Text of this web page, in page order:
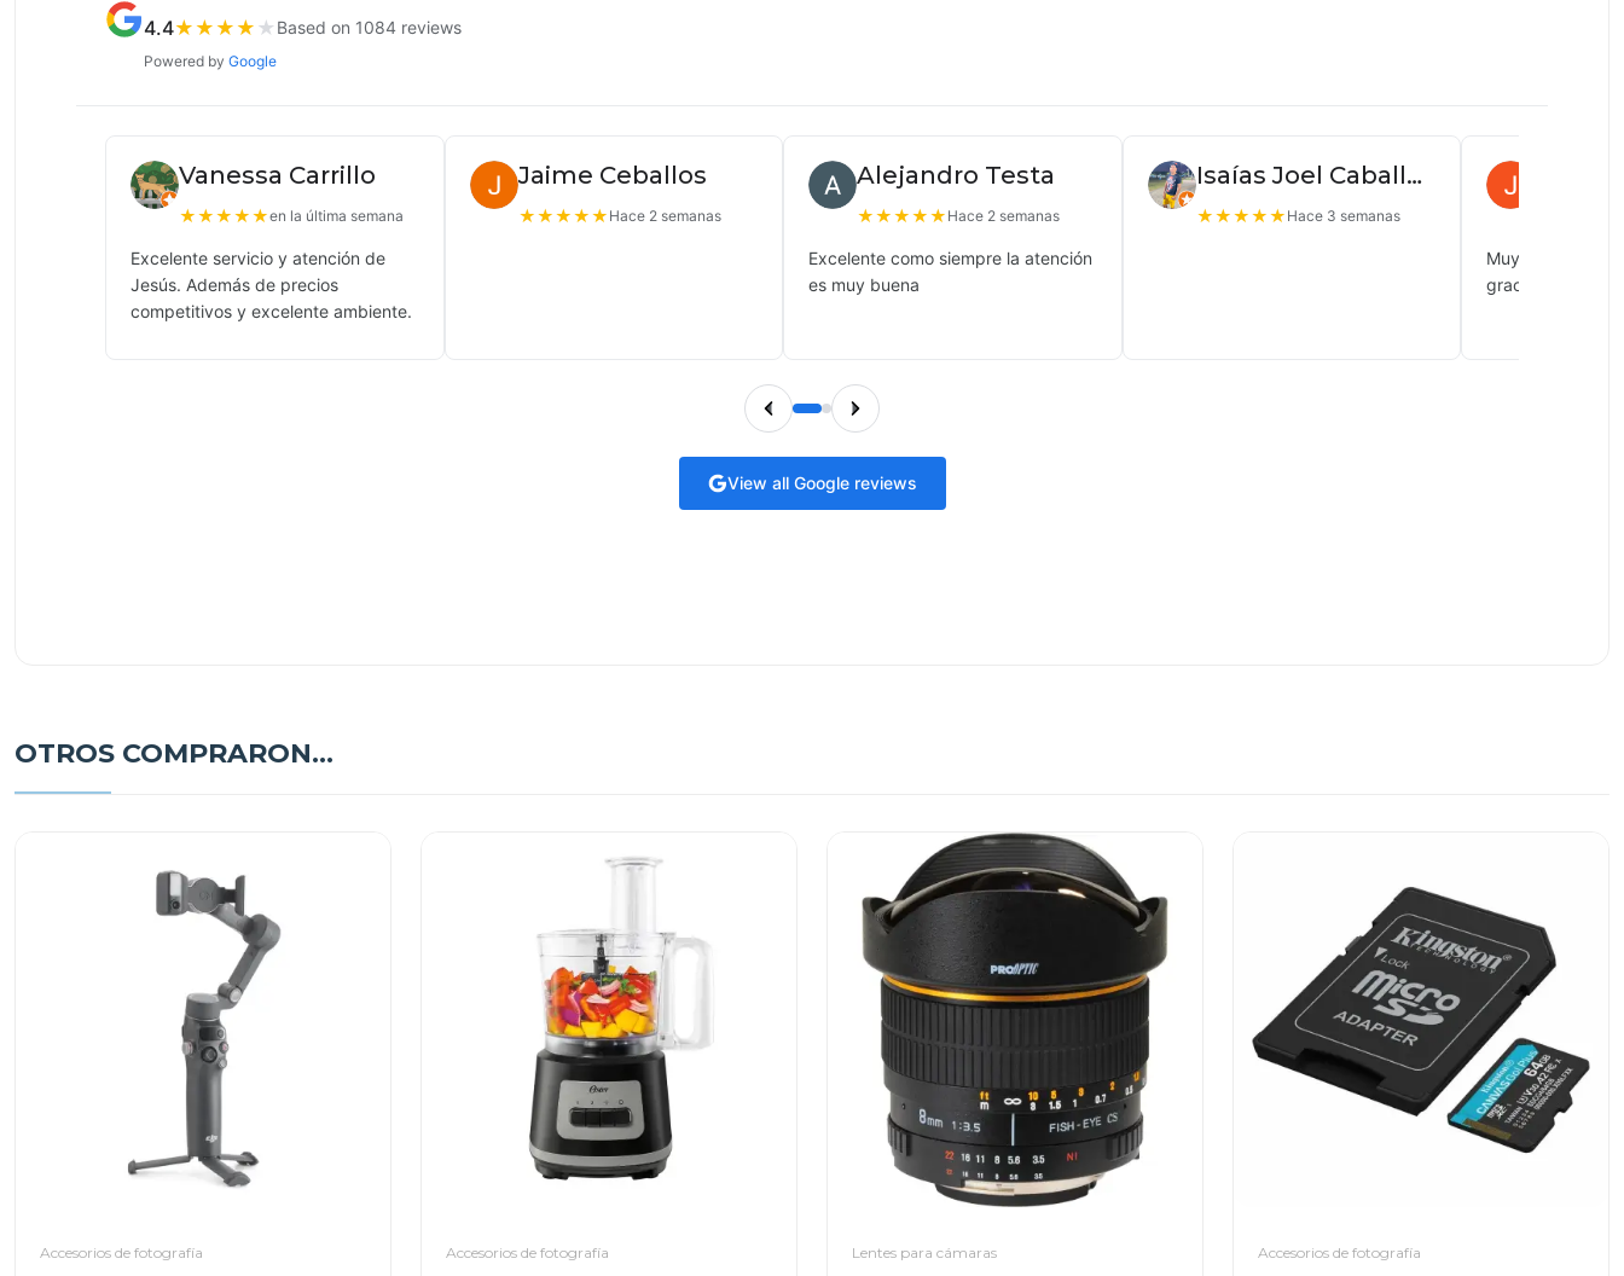
4.4★ ★ ★ ★ ★ Based on 1084 reviews
Powered by Google
Vanessa Carrillo
★★★★★en la última semana
Excelente servicio y atención de
Jesús. Además de precios
competitivos y excelente ambiente.
Jaime Ceballos
★★★★★ Hace 2 semanas
Alejandro Testa
★★★★★ Hace 2 semanas
Excelente como siempre la atención
es muy buena
Isaías Joel Caballero
★★★★★ Hace 3 semanas
Muy buena
gracias
View all Google reviews
OTROS COMPRARON...
Accesorios de fotografía Accesorios de fotografía Lentes para cámaras Accesorios de fotografía